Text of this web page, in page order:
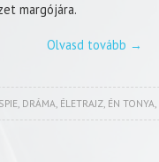
margójára.
Olvasd tovább →
, DRÁMA, ÉLETRAJZ, ÉN TONYA,